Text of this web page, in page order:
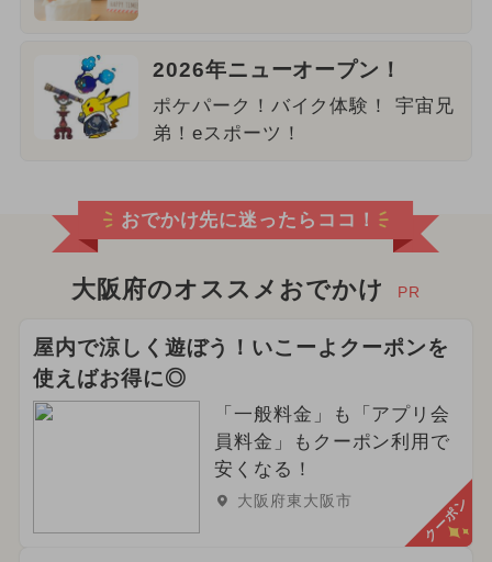
2026年ニューオープン！
ポケパーク！バイク体験！ 宇宙兄
弟！eスポーツ！
おでかけ先に迷ったらココ！
大阪府のオススメおでかけ PR
屋内で涼しく遊ぼう！いこーよクーポンを
使えばお得に◎
「一般料金」も「アプリ会
員料金」もクーポン利用で
安くなる！
大阪府東大阪市 クーポン